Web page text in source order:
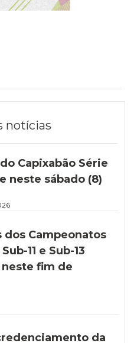
notícias
Capixabão Série
neste sábado (8)
dos Campeonatos
11 e Sub-13
fim de
da